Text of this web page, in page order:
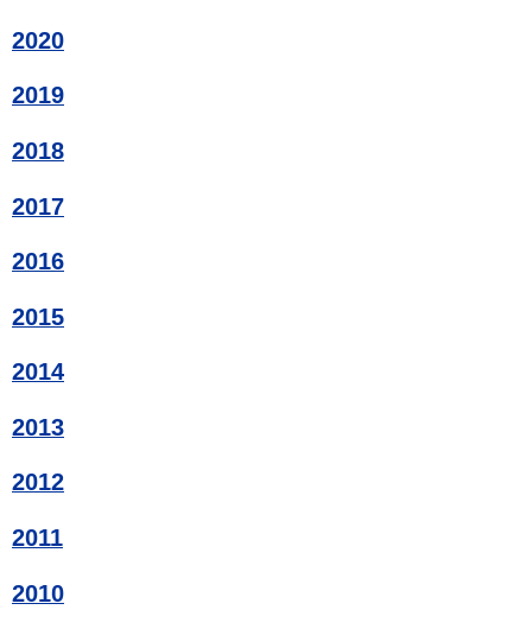
2020
2019
2018
2017
2016
2015
2014
2013
2012
2011
2010